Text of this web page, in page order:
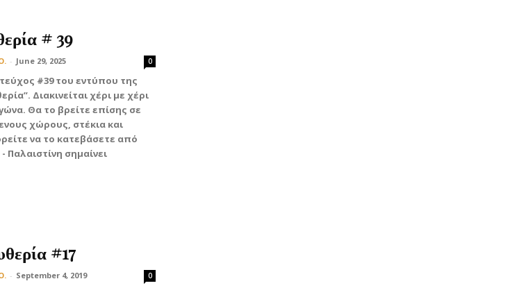
# 39
- June 29, 2025 0
#39 του εντύπου της
Διακινείται χέρι με χέρι
Θα το βρείτε επίσης σε
χώρους, στέκια και
να το κατεβάσετε από
Παλαιστίνη σημαίνει
#17
- September 4, 2019 0